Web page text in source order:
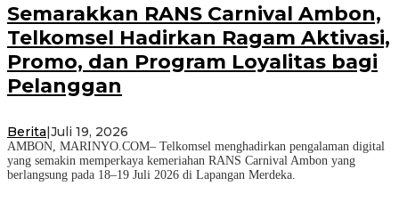
Semarakkan RANS Carnival Ambon,
Telkomsel Hadirkan Ragam Aktivasi,
Promo, dan Program Loyalitas bagi
Pelanggan
Berita|Juli 19, 2026
AMBON, MARINYO.COM– Telkomsel menghadirkan pengalaman digital
yang semakin memperkaya kemeriahan RANS Carnival Ambon yang
berlangsung pada 18–19 Juli 2026 di Lapangan Merdeka.